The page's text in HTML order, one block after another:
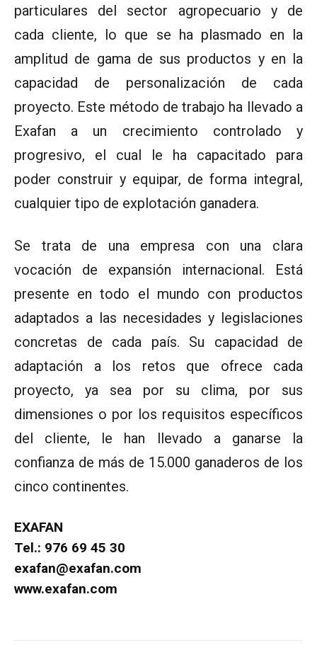
particulares del sector agropecuario y de
cada cliente, lo que se ha plasmado en la
amplitud de gama de sus productos y en la
capacidad de personalización de cada
proyecto. Este método de trabajo ha llevado a
Exafan a un crecimiento controlado y
progresivo, el cual le ha capacitado para
poder construir y equipar, de forma integral,
cualquier tipo de explotación ganadera.
Se trata de una empresa con una clara
vocación de expansión internacional. Está
presente en todo el mundo con productos
adaptados a las necesidades y legislaciones
concretas de cada país. Su capacidad de
adaptación a los retos que ofrece cada
proyecto, ya sea por su clima, por sus
dimensiones o por los requisitos específicos
del cliente, le han llevado a ganarse la
confianza de más de 15.000 ganaderos de los
cinco continentes.
EXAFAN
Tel.: 976 69 45 30
exafan@exafan.com
www.exafan.com